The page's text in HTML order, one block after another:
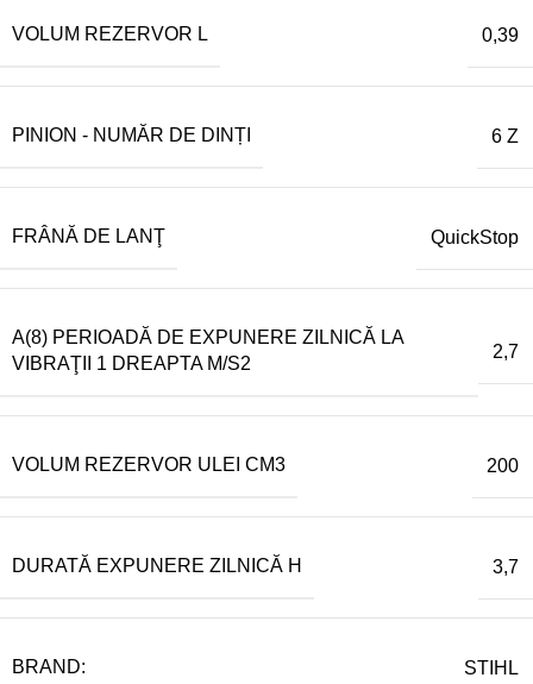
VOLUM REZERVOR L 0,39
PINION - NUMĂR DE DINȚI 6 Z
FRÂNĂ DE LANŢ QuickStop
A(8) PERIOADĂ DE EXPUNERE ZILNICĂ LA
VIBRAŢII 1 DREAPTA M/S2
2,7
VOLUM REZERVOR ULEI CM3 200
DURATĂ EXPUNERE ZILNICĂ H 3,7
BRAND: STIHL